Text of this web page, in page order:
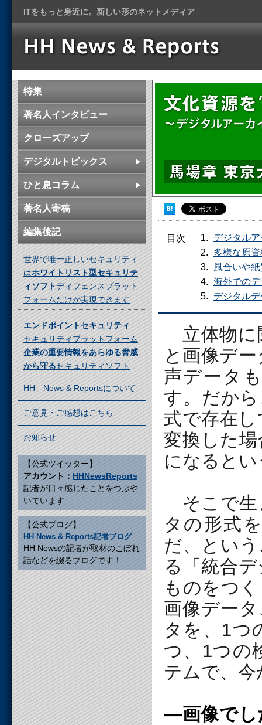
ITをもっと身近に。新しい形のネットメディア
特集
著名人インタビュー
クローズアップ
デジタルトピックス
ひと息コラム
著名人寄稿
編集後記
世界で唯一正しいセキュリティ
はホワイトリスト型セキュリテ
ィソフトディフェンスプラット
フォームだけが実現できます
エンドポイントセキュリティ
セキュリティプラットフォーム
企業の重要情報をあらゆる脅威
から守るセキュリティソフト
HH News & Reportsについて
ご意見・ご感想はこちら
お知らせ
【公式ツイッター】
アカウント： HHNewsReports
記者が日々感じたことをつぶや
いています
【公式ブログ】
HH News & Reports記者ブログ
HH Newsの記者が取材のこぼれ
話などを綴るブログです！
目次
デジタル
多様な原
風合いや
海外での
デジタル
立体物に
と画像デ
声データ
す。だか
式で存在
変換した
になると
そこで生
タの形式
だ、とい
る「統合
ものをつ
画像デー
タを、1つ
つ、1つの
テムで、
―画像でし